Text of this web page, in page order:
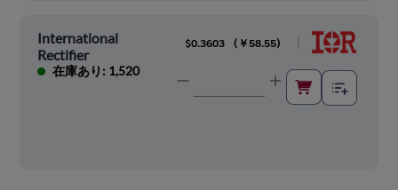
International
Rectifier
在庫あり: 1,520
$0.3603 ( ￥58.55)